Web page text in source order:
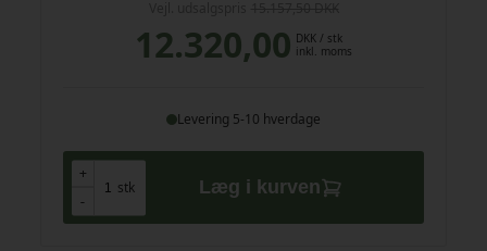
12.320,00 DKK / stk
inkl. moms
Levering 5-10 hverdage
+
-
stk
+
-
Læg i kurven